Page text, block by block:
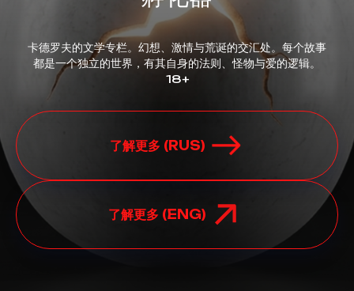
卡德罗夫的文学专栏。幻想、激情与荒诞的交汇处。每个故事
都是一个独立的世界，有其自身的法则、怪物与爱的逻辑。
18+
了解更多 (RUS)
了解更多 (ENG)